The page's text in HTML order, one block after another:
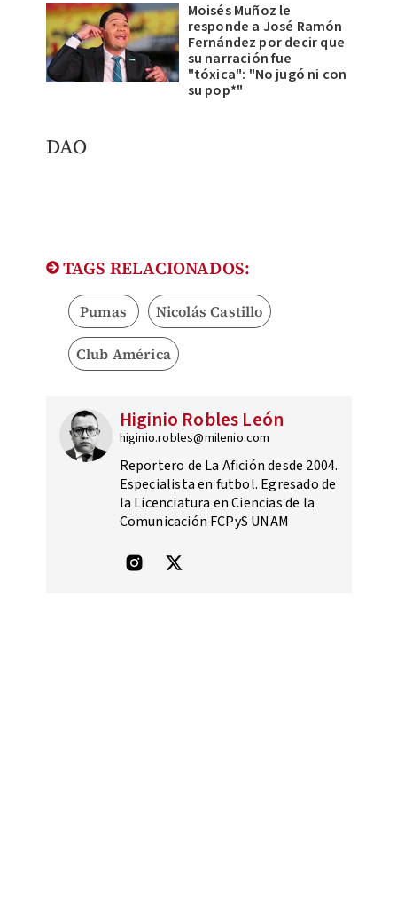
Moisés Muñoz le
responde a José Ramón
Fernández por decir que
su narración fue
"tóxica": "No jugó ni con
su pop*"
DAO
TAGS RELACIONADOS:
Pumas Nicolás Castillo
Club América
Higinio Robles León
higinio.robles@milenio.com
Reportero de La Afición desde 2004.
Especialista en futbol. Egresado de
la Licenciatura en Ciencias de la
Comunicación FCPyS UNAM